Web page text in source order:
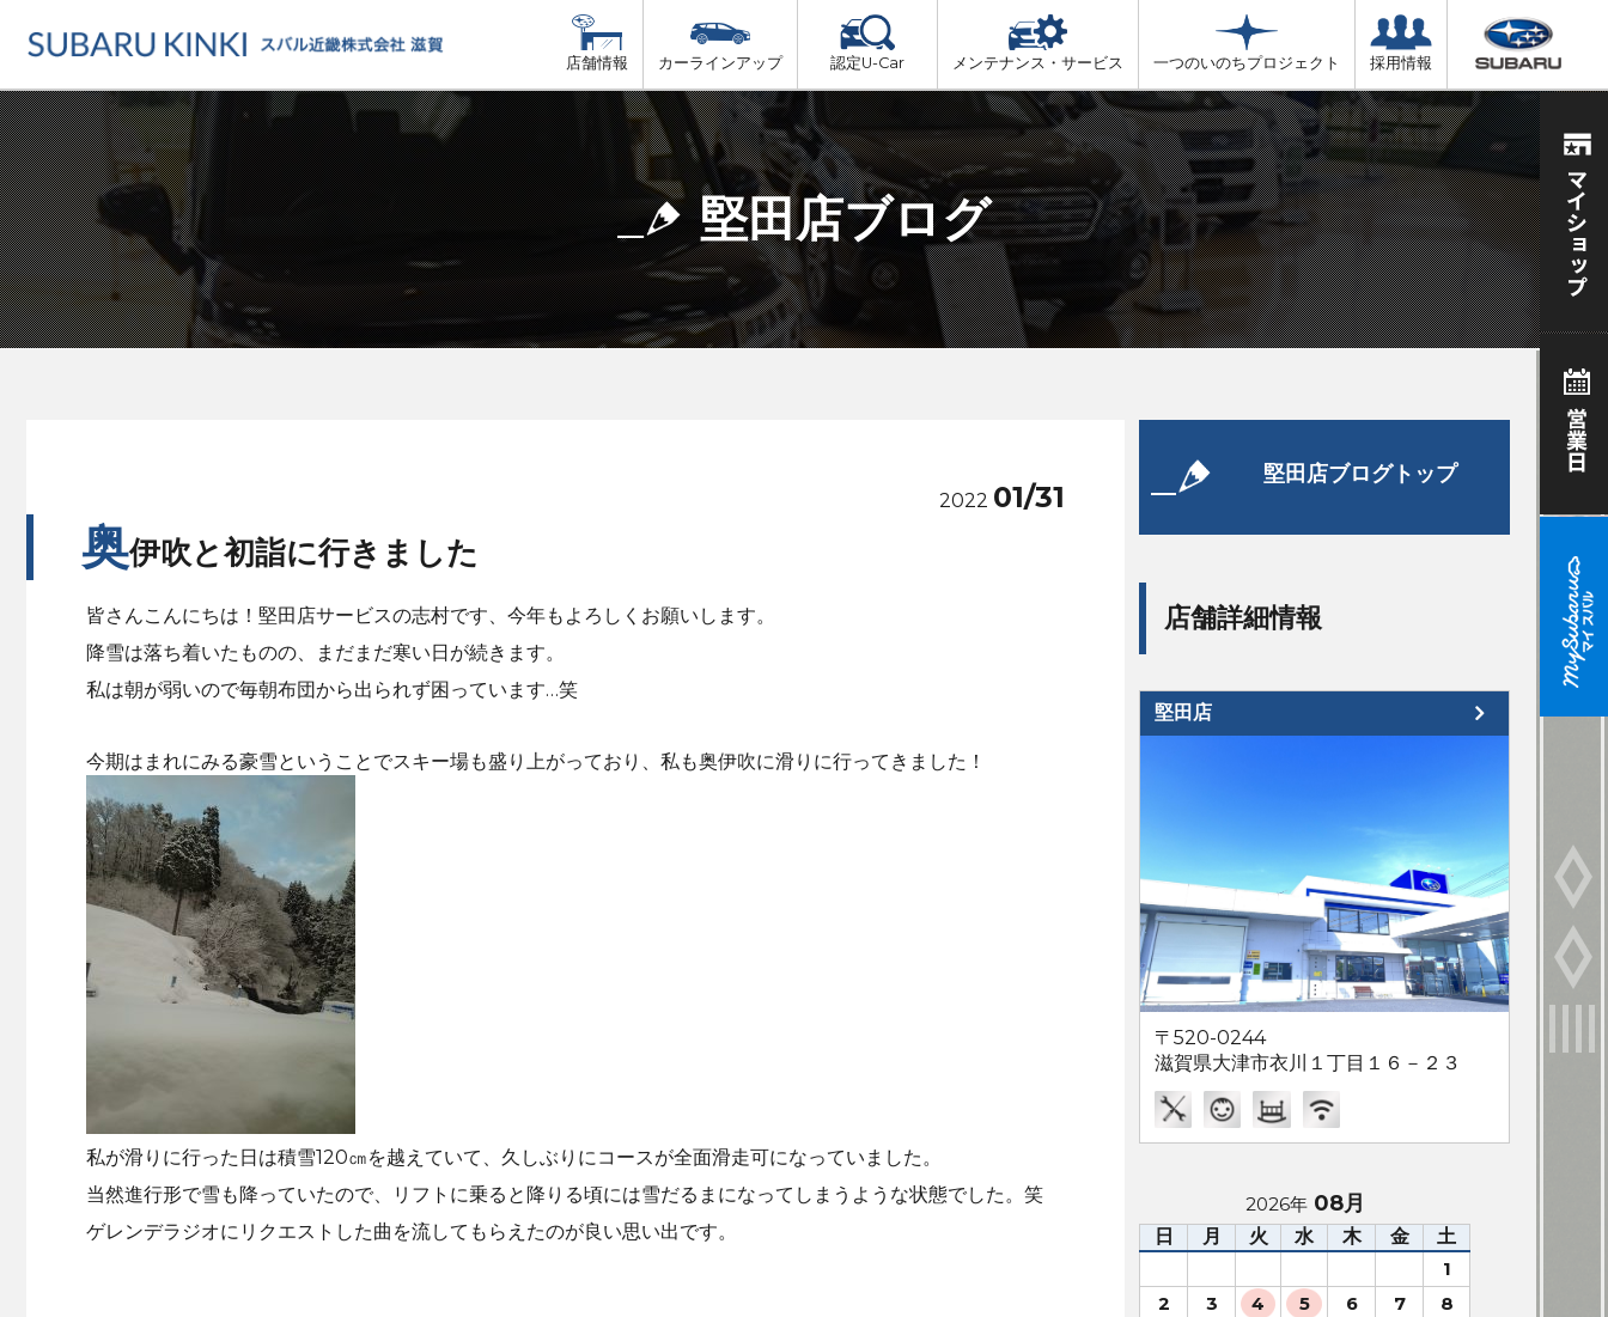
店舗情報
店舗情報 店舗一覧
地域でさがす
地図でさがす
試乗車でさがす
大津市内
湖東地域
東近江地域
カーラインアップ
カーラインアップ
カーラインアップ一覧
乗用車
軽自動車
認定U-Car メンテナンス・サービス
メンテナンス・サービス
メンテナンス・サービストップ
車検・定期点検をする
カーケアをする
車検（法定24か月点検）
法定 12ヶ月 点検
6ヶ月ごとの セーフティ チェック
車検 3ヶ月前 無料診断
一つのいのちプロジェクト 採用情報
堅田店ブログ
2022 01/31
奥伊吹と初詣に行きました
皆さんこんにちは！堅田店サービスの志村です、今年もよろしくお願いします。
降雪は落ち着いたものの、まだまだ寒い日が続きます。
私は朝が弱いので毎朝布団から出られず困っています…笑
今期はまれにみる豪雪ということでスキー場も盛り上がっており、私も奥伊吹に滑りに行ってきました！
私が滑りに行った日は積雪120㎝を越えていて、久しぶりにコースが全面滑走可になっていました。
当然進行形で雪も降っていたので、リフトに乗ると降りる頃には雪だるまになってしまうような状態でした。笑
ゲレンデラジオにリクエストした曲を流してもらえたのが良い思い出です。
堅田店ブログトップ
店舗詳細情報
堅田店
〒520-0244
滋賀県大津市衣川１丁目１６－２３
2026年 08月
日 月 火 水 木 金 土
1
2
3 4 5 6 7
8